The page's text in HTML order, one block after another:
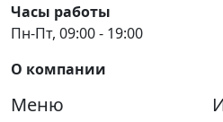
Часы работы
Пн-Пт, 09:00 - 19:00
О компании
Меню